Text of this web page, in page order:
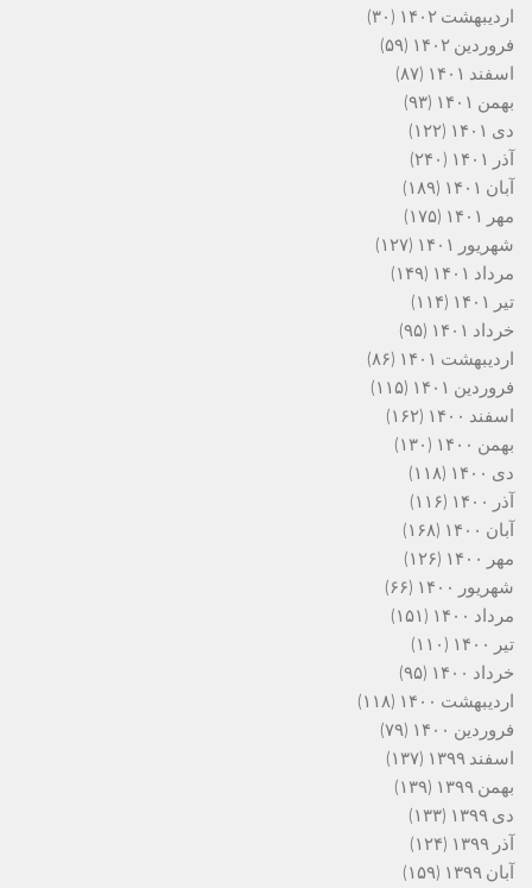
اردیبهشت ۱۴۰۲
(۳۰)
فروردین ۱۴۰۲
(۵۹)
اسفند ۱۴۰۱
(۸۷)
بهمن ۱۴۰۱
(۹۳)
دی ۱۴۰۱
(۱۲۲)
آذر ۱۴۰۱
(۲۴۰)
آبان ۱۴۰۱
(۱۸۹)
مهر ۱۴۰۱
(۱۷۵)
شهریور ۱۴۰۱
(۱۲۷)
مرداد ۱۴۰۱
(۱۴۹)
تیر ۱۴۰۱
(۱۱۴)
خرداد ۱۴۰۱
(۹۵)
اردیبهشت ۱۴۰۱
(۸۶)
فروردین ۱۴۰۱
(۱۱۵)
اسفند ۱۴۰۰
(۱۶۲)
بهمن ۱۴۰۰
(۱۳۰)
دی ۱۴۰۰
(۱۱۸)
آذر ۱۴۰۰
(۱۱۶)
آبان ۱۴۰۰
(۱۶۸)
مهر ۱۴۰۰
(۱۲۶)
شهریور ۱۴۰۰
(۶۶)
مرداد ۱۴۰۰
(۱۵۱)
تیر ۱۴۰۰
(۱۱۰)
خرداد ۱۴۰۰
(۹۵)
اردیبهشت ۱۴۰۰
(۱۱۸)
فروردین ۱۴۰۰
(۷۹)
اسفند ۱۳۹۹
(۱۳۷)
بهمن ۱۳۹۹
(۱۳۹)
دی ۱۳۹۹
(۱۳۳)
آذر ۱۳۹۹
(۱۲۴)
آبان ۱۳۹۹
(۱۵۹)